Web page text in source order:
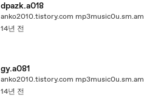
dpazk.a018
anko2010.tistory.com mp3music0u.sm.am
14년 전
gy.a081
anko2010.tistory.com mp3music0u.sm.am
14년 전